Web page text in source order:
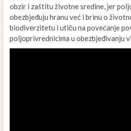
obzir i zaštitu životne sredine, jer
obezbjeđuju hranu već i brinu o
biodiverzitetu i utiču na povećanje
poljoprivrednicima u obezbjeđivanju